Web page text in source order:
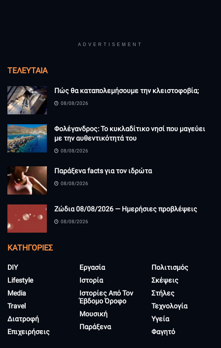
ADVERTISEMENT
ΤΕΛΕΥΤΑΊΑ
Πώς θα καταπολεμήσουμε την κλειστοφοβία;
08/08/2026
Φολέγανδρος: Το κυκλαδίτικο νησί που μαγεύει
με την αυθεντικότητά του
08/08/2026
Παράξενα facts για τον ιδρώτα
08/08/2026
Ζώδια 08/08/2026 — Ημερήσιες προβλέψεις
08/08/2026
KΑΤΗΓΟΡΊΕΣ
DIY
Lifestyle
Media
Travel
Διατροφή
Επιχειρήσεις
Εργασία
Ιστορία
Ιστορίες Από Τον
Έβδομο Όροφο
Μουσική
Παράξενα
Πολιτισμός
Σκέψεις
Στήλες
Τεχνολογία
Υγεία
Φαγητό